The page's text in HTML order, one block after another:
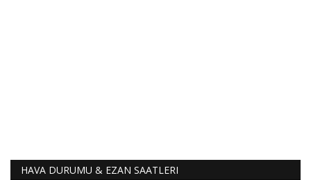
HAVA DURUMU & EZAN SAATLERI